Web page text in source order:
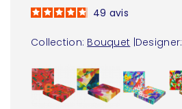
Collection: Bouquet Designer:
49 avis